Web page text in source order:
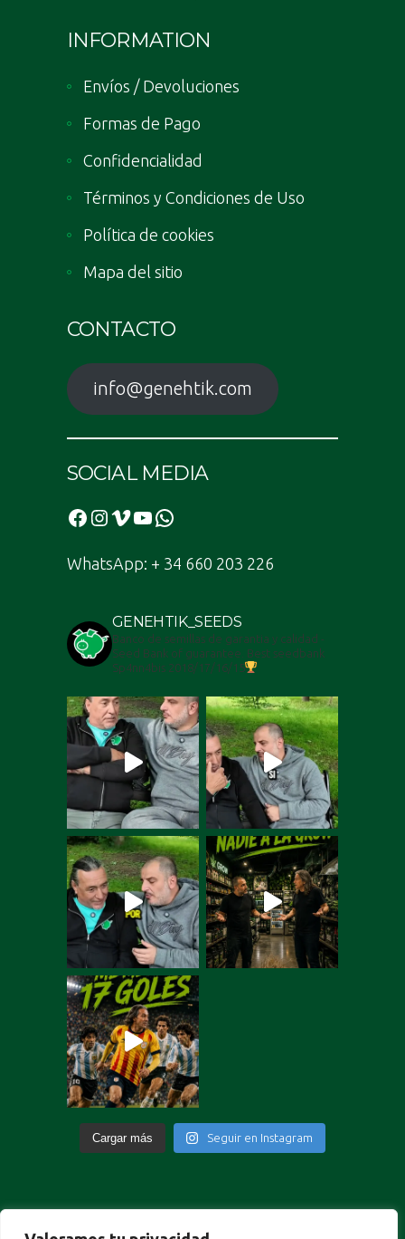
INFORMATION
Envíos / Devoluciones
Formas de Pago
Confidencialidad
Términos y Condiciones de Uso
Política de cookies
Mapa del sitio
CONTACTO
info@genehtik.com
SOCIAL MEDIA
Facebook
Instagram
Vimeo
YouTube
WhatsApp
WhatsApp: + 34 660 203 226
GENEHTIK_SEEDS
Banco de semillas de garantia y calidad -
Seed Bank of guarantee. Best seedbank
Sp4nn4bis 2018/17/16/15
Cargar más Seguir en Instagram